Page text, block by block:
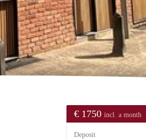
€ 1750 incl. a month
Deposit